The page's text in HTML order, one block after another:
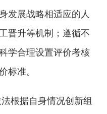
展战略相适应的人
晋升等机制；遵循不
学合理设置评价考核
标准。
根据自身情况创新组